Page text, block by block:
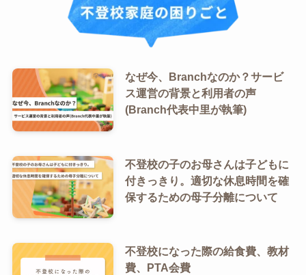
なぜ今、Branchなのか？サービ
ス運営の背景と利用者の声
(Branch代表中里が執筆)
不登校の子のお母さんは子どもに
付きっきり。適切な休息時間を確
保するための母子分離について
不登校になった際の給食費、教材
費、PTA会費